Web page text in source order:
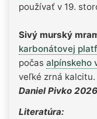
používať v 19.
Sivý murský
karbonátovej
počas alpínskeho
veľké zrná
Daniel Pivko 2026
Literatúra: